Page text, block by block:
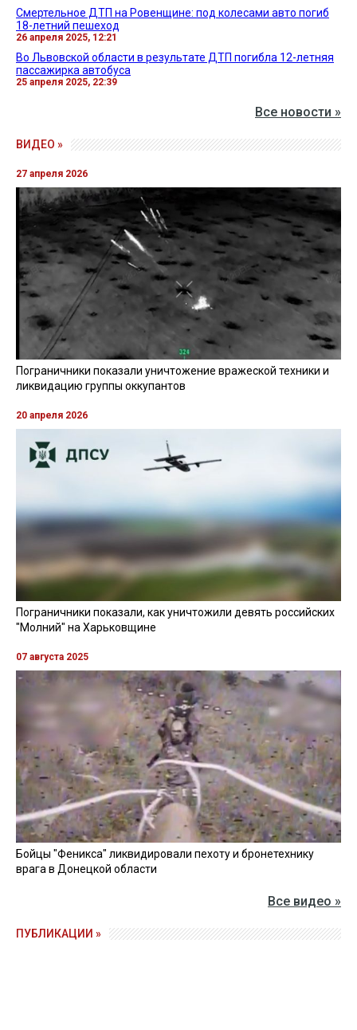
Смертельное ДТП на Ровенщине: под колесами авто погиб
18-летний пешеход
26 апреля 2025, 12:21
Во Львовской области в результате ДТП погибла 12-летняя
пассажирка автобуса
25 апреля 2025, 22:39
Все новости »
ВИДЕО »
27 апреля 2026
Пограничники показали уничтожение вражеской техники и
ликвидацию группы оккупантов
20 апреля 2026
Пограничники показали, как уничтожили девять российских
"Молний" на Харьковщине
07 августа 2025
Бойцы "Феникса" ликвидировали пехоту и бронетехнику
врага в Донецкой области
Все видео »
ПУБЛИКАЦИИ »